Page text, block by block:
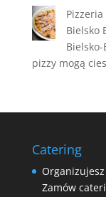
Bielsko
pizzy mogą
Catering
Zamów